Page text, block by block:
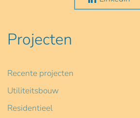
Projecten
Recente projecten
Utiliteitsbouw
Residentieel